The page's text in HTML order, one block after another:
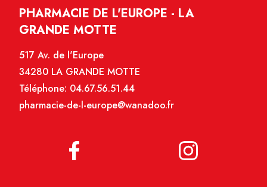
PHARMACIE DE L'EUROPE - LA
GRANDE MOTTE
517 Av. de l'Europe
34280 LA GRANDE MOTTE
Téléphone: 04.67.56.51.44
pharmacie-de-l-europe@wanadoo.fr